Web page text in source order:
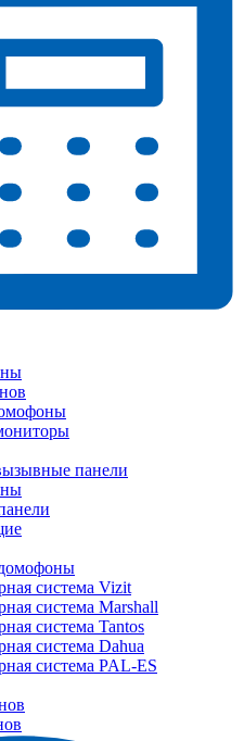
панели
система Vizit
система Marshall
система Tantos
система Dahua
система PAL-ES